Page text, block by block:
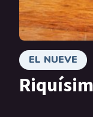
EL NUEVE